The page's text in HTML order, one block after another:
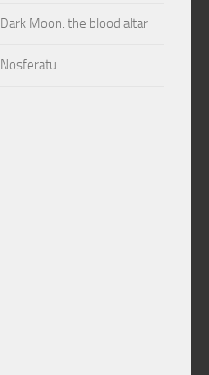
Dark Moon: the blood altar
Nosferatu